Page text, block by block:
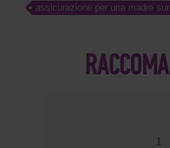
assicurazione per una madre
1